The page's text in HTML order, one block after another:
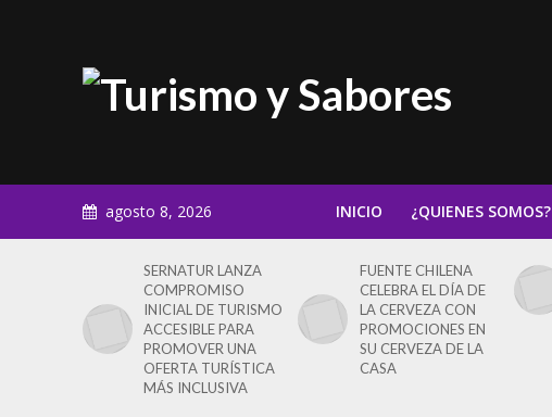
agosto 8, 2026 INICIO ¿QUIENES SOMOS?
SERNATUR LANZA
COMPROMISO
INICIAL DE TURISMO
ACCESIBLE PARA
PROMOVER UNA
OFERTA TURÍSTICA
MÁS INCLUSIVA
FUENTE CHILENA
CELEBRA EL DÍA DE
LA CERVEZA CON
PROMOCIONES EN
SU CERVEZA DE LA
CASA